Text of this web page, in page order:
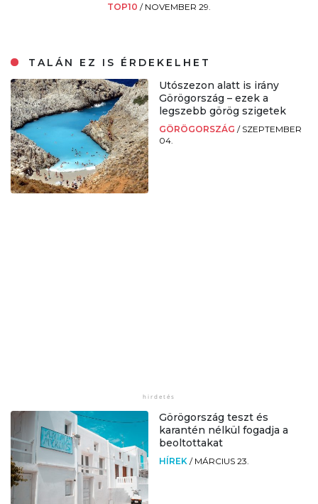
TOP10 / NOVEMBER 29.
TALÁN EZ IS ÉRDEKELHET
Utószezon alatt is irány
Görögország – ezek a
legszebb görög szigetek
GÖRÖGORSZÁG / SZEPTEMBER
04.
Görögország teszt és
karantén nélkül fogadja a
beoltottakat
HÍREK / MÁRCIUS 23.